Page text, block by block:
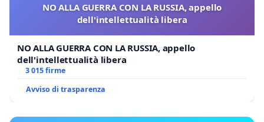
NO ALLA GUERRA CON LA RUSSIA, appello
dell'intellettualità libera
NO ALLA GUERRA CON LA RUSSIA, appello
dell'intellettualità libera
3 015 firme
Avviso di trasparenza